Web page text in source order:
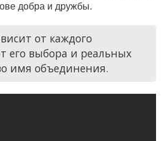
добра и дружбы.
от каждого
его выбора и реальных
имя объединения.